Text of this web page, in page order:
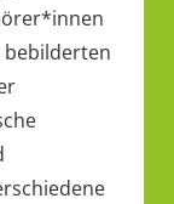
bebilderten